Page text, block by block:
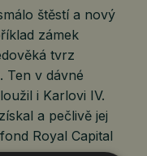
štěstí a nový
zámek
tvrz
Ten v dávné
i Karlovi IV.
a pečlivě jej
Royal Capital